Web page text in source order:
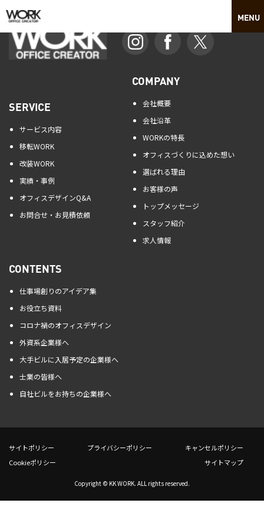
SERVICE
サービス内容
移転WORK
改装WORK
実績・事例
オフィスデザインQ&A
お問合せ・お見積依頼
COMPANY
会社概要
会社沿革
WORKの特長
オフィスづくりに込めた想い
選ばれる理由
お客様の声
トップメッセージ
スタッフ紹介
求人情報
CONTENTS
仕事場創りのアイデア集
お役立ち資料
コロナ禍のオフィスデザイン
外資系企業様へ
大手ビルに入居予定の企業様へ
士業の皆様へ
自社ビルをお持ちの企業様へ
サイトポリシー プライバシーポリシー
キャンセルポリシー
Cookieポリシー
サイトマップ
Copyright © KK WORK. ALL rights reserved.